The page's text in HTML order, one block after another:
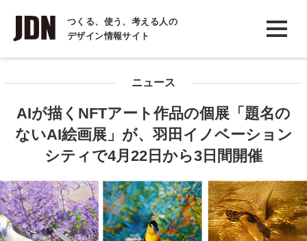
つくる、使う、考える人の
デザイン情報サイト
INTERVIEW
インタビュー
COLUMN
コラム
ニュース
AIが描くNFTアート作品の個展「題名の
ないAI絵画展」が、羽田イノベーション
シティで4月22日から3日間開催